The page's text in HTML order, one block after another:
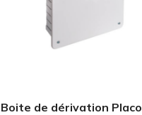
Boite de dérivation Placo